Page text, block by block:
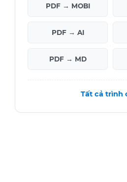
PDF → MOBI
PDF → AI
PDF → MD
Tất cả trình